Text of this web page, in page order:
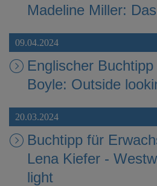
Madeline Miller:
09.04.2024
Englischer
Boyle: Outside
20.03.2024
Buchtipp für
Lena Kiefer -
light